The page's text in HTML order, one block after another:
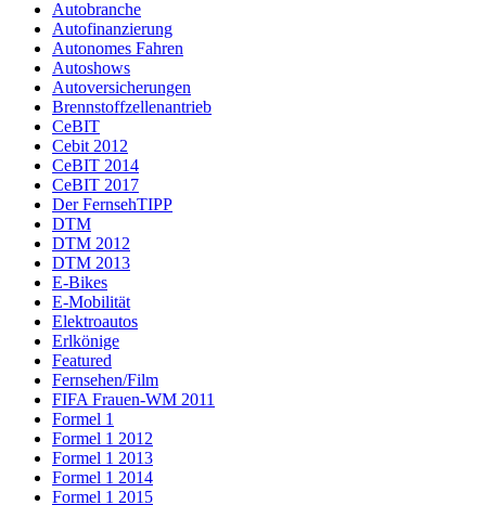
Autobranche
Autofinanzierung
Autonomes Fahren
Autoshows
Autoversicherungen
Brennstoffzellenantrieb
CeBIT
Cebit 2012
CeBIT 2014
CeBIT 2017
Der FernsehTIPP
DTM
DTM 2012
DTM 2013
E-Bikes
E-Mobilität
Elektroautos
Erlkönige
Featured
Fernsehen/Film
FIFA Frauen-WM 2011
Formel 1
Formel 1 2012
Formel 1 2013
Formel 1 2014
Formel 1 2015